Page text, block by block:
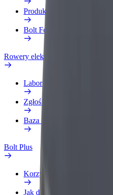
Produkty
Bolt Food dla firm
Rowery elektryczne
Laboratorium bezpieczeństwa
Zgłoś problem
Baza wiedzy
Bolt Plus
Korzyści
Jak dołączyć